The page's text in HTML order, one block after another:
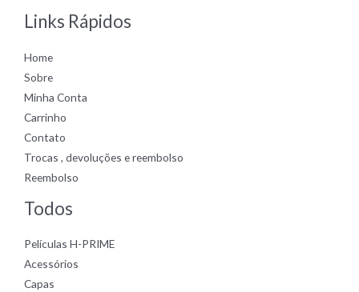
Links Rápidos
Home
Sobre
Minha Conta
Carrinho
Contato
Trocas , devoluções e reembolso
Reembolso
Todos
Películas H-PRIME
Acessórios
Capas